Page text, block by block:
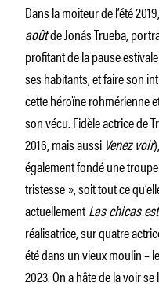
Dans la moiteur de l’été
aoûtde Jonás Trueba,
profitant de la pause
ses habitants, et faire son
cette héroïne rohmérienne
son vécu. Fidèle actrice de
2016, mais aussi Venez voir
également fondé une
tristesse », soit tout ce
actuellementLas chicas
réalisatrice, sur quatre
été dans un vieux moulin –
2023. On a hâte de la voir